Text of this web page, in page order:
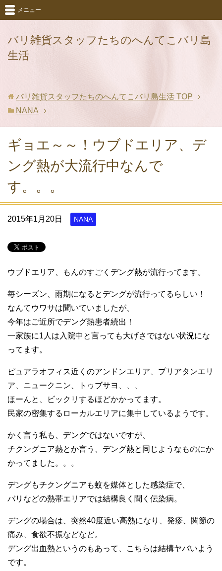
バリ雑貨スタッフたちのへんてこバリ島
生活
メニュー
バリ雑貨スタッフたちのへんてこバリ島生活 TOP
NANA
ギョエ～～！ウブドエリア、デ
ング熱が大流行中なんで
す。。。
2015年1月20日 NANA
ウブドエリア、もんのすごくデング熱が流行ってます。
毎シーズン、雨期になるとデングが流行ってるらしい！
なんてウワサは聞いていましたが、
今年はご近所でデング熱患者続出！
一家族に1人は入院中と言っても大げさではない状況にな
ってます。
ピュアラオフィス近くのアンドンエリア、プリアタンエリ
ア、ニュークニン、トゥブサヨ、、、
ほーんと、ビックリするほどかかってます。
民家の密集するローカルエリアに集中しているようです。
かく言う私も、デングではないですが、
チクングニア熱とか言う、デング熱と同じようなものにか
かってました。。。
デングもチクングニアも蚊を媒体とした感染症で、
バリなどの熱帯エリアでは結構良く聞く伝染病。
デングの場合は、突然40度近い高熱になり、発疹、関節の
痛み、食欲不振などなど。
デング出血熱というのもあって、こちらは結構ヤバいよう
です。